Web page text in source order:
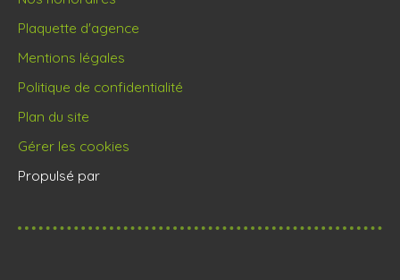
Plaquette d'agence
Mentions légales
Politique de confidentialité
Plan du site
Gérer les cookies
Propulsé par